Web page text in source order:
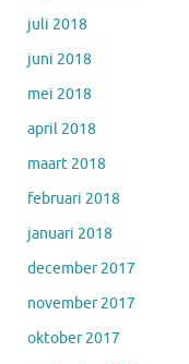
juli 2018
juni 2018
mei 2018
april 2018
maart 2018
februari 2018
januari 2018
december 2017
november 2017
oktober 2017